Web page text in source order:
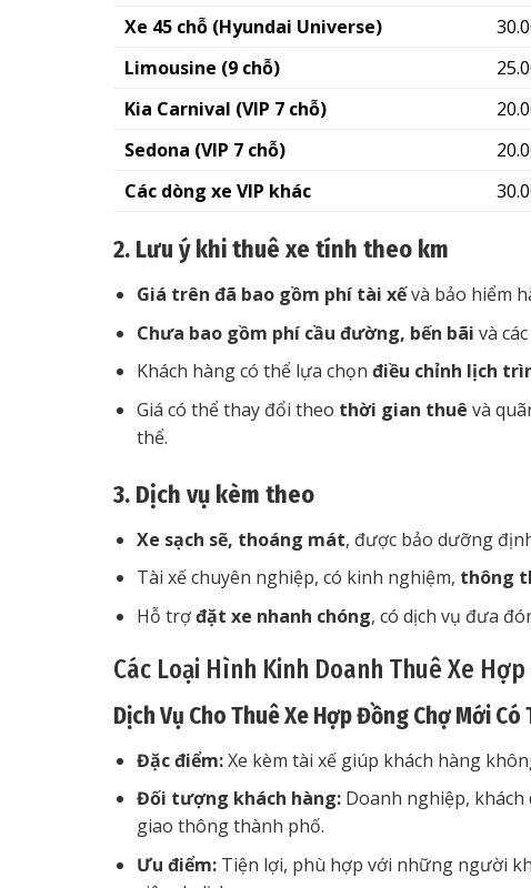
Xe 45 chỗ (Hyundai Universe)
Limousine (9 chỗ)
Kia Carnival (VIP 7 chỗ)
Sedona (VIP 7 chỗ)
Các dòng xe VIP khác
2. Lưu ý khi thuê xe tính theo km
Giá trên đã bao gồm phí tài xếvà bảo hiểm
Chưa bao gồm phí cầu đường, bến bãi và
Khách hàng có thể lựa chọn điều chỉnh lịch
Giá có thể thay đổi theo thời gian thuê và
thể.
3. Dịch vụ kèm theo
Xe sạch sẽ, thoáng mát, được bảo dưỡng
Tài xế chuyên nghiệp, có kinh nghiệm, thông
Hỗ trợđặt xe nhanh chóng, có dịch vụ đưa
Các Loại Hình Kinh Doanh Thuê Xe
Dịch Vụ Cho Thuê Xe Hợp Đồng Chợ Mới Có
Đặc điểm:Xe kèm tài xế giúp khách hàng
Đối tượng khách hàng:Doanh nghiệp, khách
giao thông thành phố.
Ưu điểm:Tiện lợi, phù hợp với những người